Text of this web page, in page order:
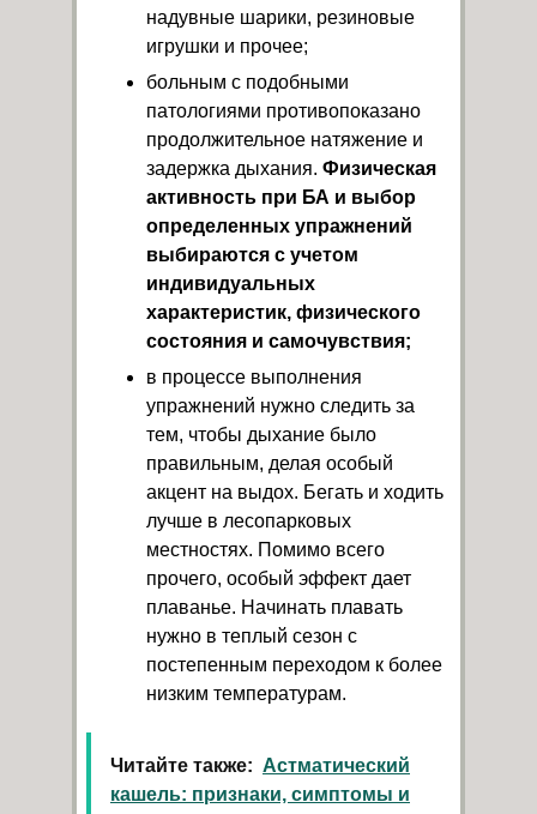
надувные шарики, резиновые
игрушки и прочее;
больным с подобными
патологиями противопоказано
продолжительное натяжение и
задержка дыхания. Физическая
активность при БА и выбор
определенных упражнений
выбираются с учетом
индивидуальных
характеристик, физического
состояния и самочувствия;
в процессе выполнения
упражнений нужно следить за
тем, чтобы дыхание было
правильным, делая особый
акцент на выдох. Бегать и ходить
лучше в лесопарковых
местностях. Помимо всего
прочего, особый эффект дает
плаванье. Начинать плавать
нужно в теплый сезон с
постепенным переходом к более
низким температурам.
Читайте также: Астматический
кашель: признаки, симптомы и